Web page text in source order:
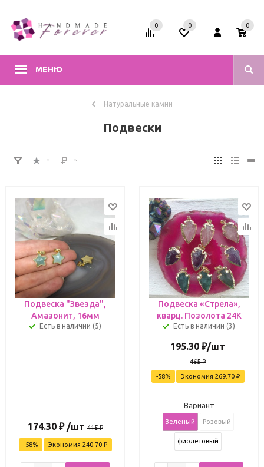
МЕНЮ
0 0 0
Натуральные камни
Подвески
Подвеска "Звезда",
Амазонит, 16мм
Есть в наличии (5)
174.30₽ /шт 415₽
-58% Экономия 240.70₽
Подвеска «Стрела»,
кварц. Позолота 24К
Есть в наличии (3)
195.30 ₽/шт
465₽
-58% Экономия 269.70₽
Вариант
Зеленый Розовый
фиолетовый